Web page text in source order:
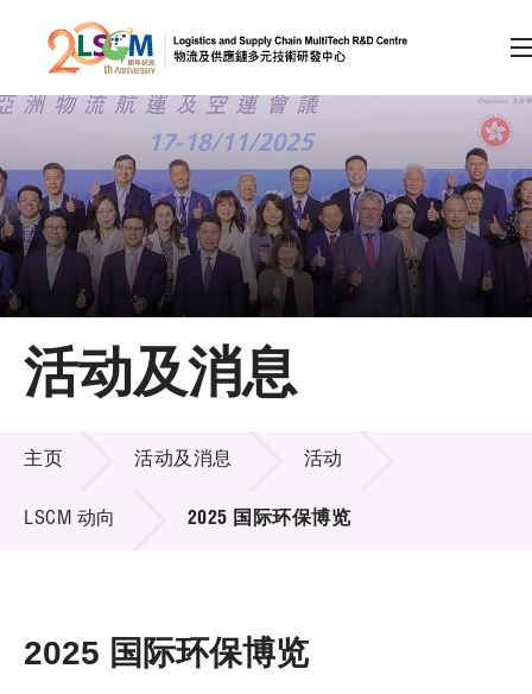
跳到内容（按回车键）
会员登录
A A EN 繁 简
主页
关于LSCM
技术商品化
项目及资助计划
活动及消息
活动及消息
活动及消息
主页 活动及消息 活动
LSCM 动向 2025 国际环保博览
2025 国际环保博览